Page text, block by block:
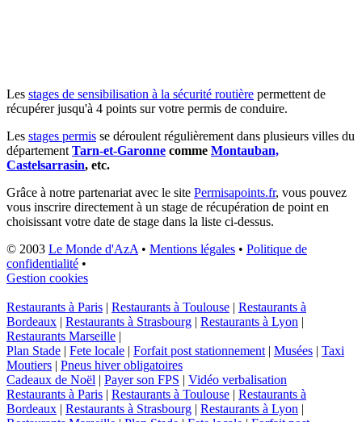
Les stages de sensibilisation à la sécurité routière permettent de
récupérer jusqu'à 4 points sur votre permis de conduire.
Les stages permis se déroulent régulièrement dans plusieurs villes du
département Tarn-et-Garonne comme Montauban,
Castelsarrasin, etc.
Grâce à notre partenariat avec le site Permisapoints.fr, vous pouvez
vous inscrire directement à un stage de récupération de point en
choisissant votre date de stage dans la liste ci-dessus.
© 2003 Le Monde d'AzA • Mentions légales • Politique de
confidentialité •
Gestion cookies
Restaurants à Paris | Restaurants à Toulouse | Restaurants à
Bordeaux | Restaurants à Strasbourg | Restaurants à Lyon |
Restaurants Marseille |
Plan Stade | Fete locale | Forfait post stationnement | Musées | Taxi
Moutiers | Pneus hiver obligatoires
Cadeaux de Noël | Payer son FPS | Vidéo verbalisation
Restaurants à Paris | Restaurants à Toulouse | Restaurants à
Bordeaux | Restaurants à Strasbourg | Restaurants à Lyon |